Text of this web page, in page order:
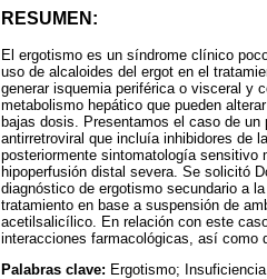
RESUMEN:
El ergotismo es un síndrome clínico
uso de alcaloides del ergot en el
generar isquemia periférica o visceral y
metabolismo hepático que pueden
bajas dosis. Presentamos el caso de
antirretroviral que incluía inhibidores de
posteriormente sintomatología sensitivo
hipoperfusión distal severa. Se solicitó
diagnóstico de ergotismo secundario a
tratamiento en base a suspensión de
acetilsalicílico. En relación con este
interacciones farmacológicas, así como
Palabras clave: Ergotismo;